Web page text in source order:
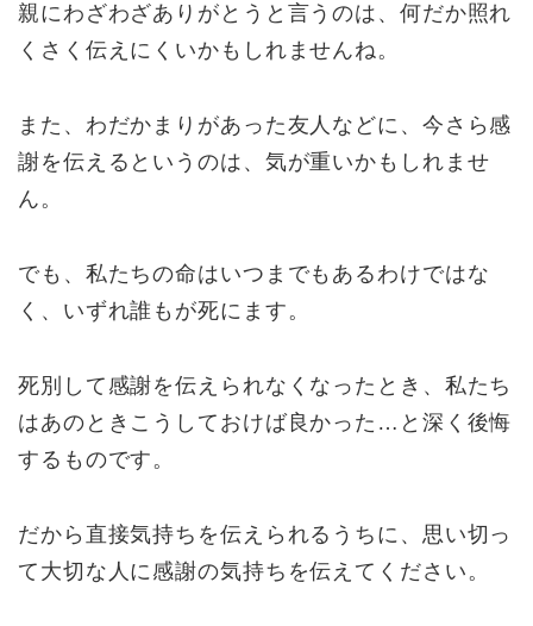
親にわざわざありがとうと言うのは、何だか照れ
くさく伝えにくいかもしれませんね。
また、わだかまりがあった友人などに、今さら感
謝を伝えるというのは、気が重いかもしれませ
ん。
でも、私たちの命はいつまでもあるわけではな
く、いずれ誰もが死にます。
死別して感謝を伝えられなくなったとき、私たち
はあのときこうしておけば良かった…と深く後悔
するものです。
だから直接気持ちを伝えられるうちに、思い切っ
て大切な人に感謝の気持ちを伝えてください。